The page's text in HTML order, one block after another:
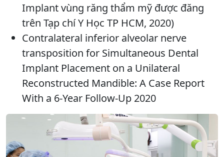
Implant vùng răng thẩm mỹ được đăng
trên Tạp chí Y Học TP HCM, 2020)
Contralateral inferior alveolar nerve
transposition for Simultaneous Dental
Implant Placement on a Unilateral
Reconstructed Mandible: A Case Report
With a 6-Year Follow-Up 2020